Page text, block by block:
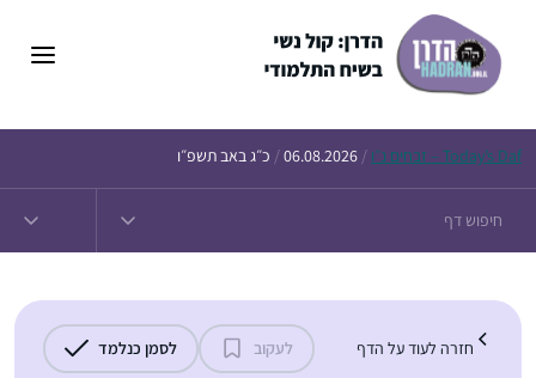
Today’s Daf – זבחים נ״ו /
06.08.2026
/ כ״ג באב תשפ״ו
חזרה לעוד על הדף לעקוב לסמן כנלמד